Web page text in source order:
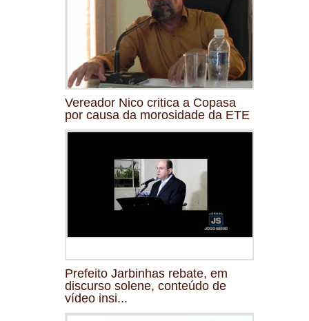
Vereador Nico critica a Copasa
por causa da morosidade da ETE
Prefeito Jarbinhas rebate, em
discurso solene, conteúdo de
vídeo insi...